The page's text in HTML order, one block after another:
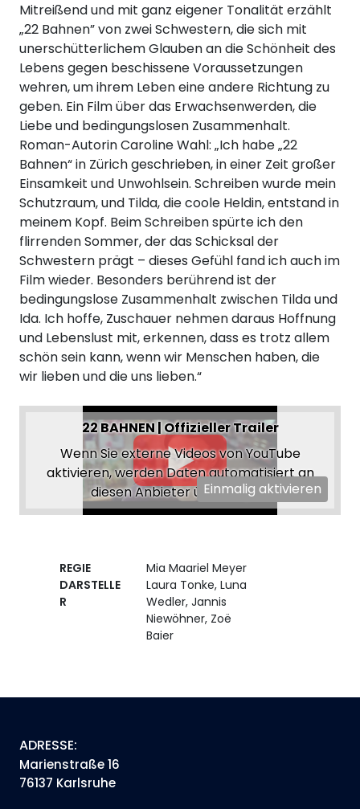
Mitreißend und mit ganz eigener Tonalität erzählt
„22 Bahnen” von zwei Schwestern, die sich mit
unerschütterlichem Glauben an die Schönheit des
Lebens gegen beschissene Voraussetzungen
wehren, um ihrem Leben eine andere Richtung zu
geben. Ein Film über das Erwachsenwerden, die
Liebe und bedingungslosen Zusammenhalt.
Roman-Autorin Caroline Wahl: „Ich habe „22
Bahnen“ in Zürich geschrieben, in einer Zeit großer
Einsamkeit und Unwohlsein. Schreiben wurde mein
Schutzraum, und Tilda, die coole Heldin, entstand in
meinem Kopf. Beim Schreiben spürte ich den
flirrenden Sommer, der das Schicksal der
Schwestern prägt – dieses Gefühl fand ich auch im
Film wieder. Besonders berührend ist der
bedingungslose Zusammenhalt zwischen Tilda und
Ida. Ich hoffe, Zuschauer nehmen daraus Hoffnung
und Lebenslust mit, erkennen, dass es trotz allem
schön sein kann, wenn wir Menschen haben, die
wir lieben und die uns lieben.“
22 BAHNEN | Offizieller Trailer
Wenn Sie externe Videos von YouTube
aktivieren, werden Daten automatisiert an
diesen Anbieter übertragen.
Einmalig aktivieren
REGIE
Mia Maariel Meyer
DARSTELLE
R
Laura Tonke, Luna
Wedler, Jannis
Niewöhner, Zoë
Baier
ADRESSE:
Marienstraße 16
76137 Karlsruhe